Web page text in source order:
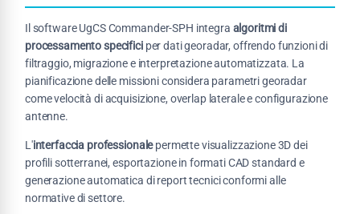
Il software UgCS Commander-SPH integra algoritmi di
processamento specificiper dati georadar, offrendo funzioni di
filtraggio, migrazione e interpretazione automatizzata. La
pianificazione delle missioni considera parametri georadar
come velocità di acquisizione, overlap laterale e configurazione
antenne.
L'interfaccia professionalepermette visualizzazione 3D dei
profili sotterranei, esportazione in formati CAD standard e
generazione automatica di report tecnici conformi alle
normative di settore.